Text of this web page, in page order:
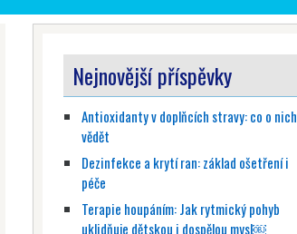
Nejnovější příspěvky
Antioxidanty v doplňcích stravy: co o nich
vědět
Dezinfekce a krytí ran: základ ošetření i
péče
Terapie houpáním: Jak rytmický pohyb
uklidňuje dětskou i dospělou mysl￼